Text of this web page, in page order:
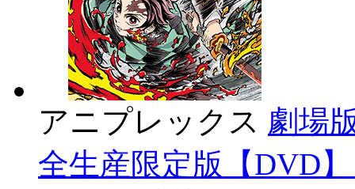
アニプレックス 劇場
全生産限定版【DVD